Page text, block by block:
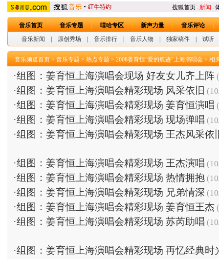
搜狐首页-新闻 -
音乐首页 音乐专题 嘻哈专区 新声力量
音乐评论
音乐新闻
原创秀场 音乐排行 音乐人物 独家稿件 试听
音乐频道首页 > 音乐专题 > 热点专题 > 2008姜育恒“爱的痕迹”上海演唱会 > 相
·组图：姜育恒上海演唱会现场 好友女儿齐上阵
·组图：姜育恒上海演唱会精彩现场 风采依旧
·组图：姜育恒上海演唱会精彩现场 姜育恒演唱
·组图：姜育恒上海演唱会精彩现场 现场弹唱
·组图：姜育恒上海演唱会精彩现场 王杰风采依
·组图：姜育恒上海演唱会精彩现场 王杰演唱
·组图：姜育恒上海演唱会精彩现场 热情拥抱
·组图：姜育恒上海演唱会精彩现场 兄弟情深
·组图：姜育恒上海演唱会精彩现场 姜育恒王杰
·组图：姜育恒上海演唱会精彩现场 苏芮助唱
·组图：姜育恒上海演唱会精彩现场 再忆经典时